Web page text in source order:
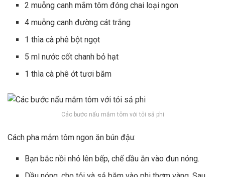
2 muỗng canh mắm tôm đóng chai loại ngon
4 muỗng canh đường cát trắng
1 thìa cà phê bột ngọt
5 ml nước cốt chanh bỏ hạt
1 thìa cà phê ớt tươi băm
Các bước nấu mắm tôm với tỏi sả phi
Cách pha mắm tôm ngon ăn bún đậu:
Bạn bắc nồi nhỏ lên bếp, chế dầu ăn vào đun nóng.